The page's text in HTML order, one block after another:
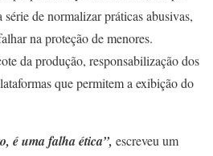
de normalizar práticas abusivas,
na proteção de menores.
da produção, responsabilização dos
que permitem a exibição do
é uma falha ética”, escreveu um